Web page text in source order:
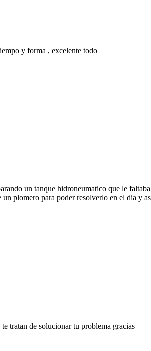
y forma , excelente todo
un tanque hidroneumatico que le
plomero para poder resolverlo en el dia y
tratan de solucionar tu problema gracias